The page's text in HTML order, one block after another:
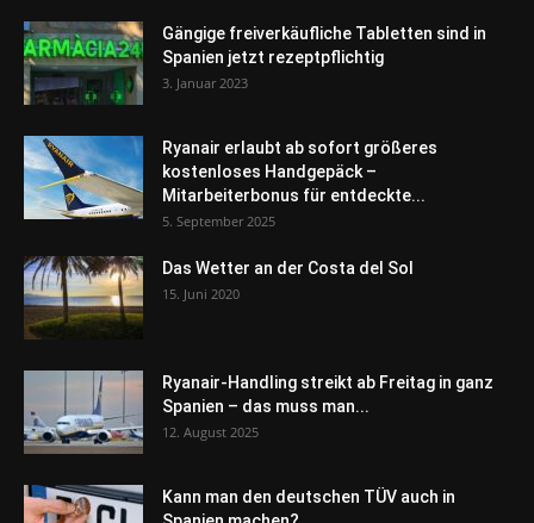
Gängige freiverkäufliche Tabletten sind in
Spanien jetzt rezeptpflichtig
3. Januar 2023
Ryanair erlaubt ab sofort größeres
kostenloses Handgepäck –
Mitarbeiterbonus für entdeckte...
5. September 2025
Das Wetter an der Costa del Sol
15. Juni 2020
Ryanair-Handling streikt ab Freitag in ganz
Spanien – das muss man...
12. August 2025
Kann man den deutschen TÜV auch in